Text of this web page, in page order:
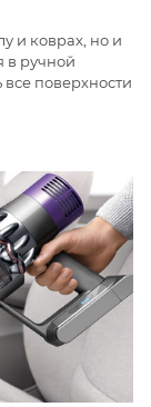
и коврах, но и
в ручной
поверхности